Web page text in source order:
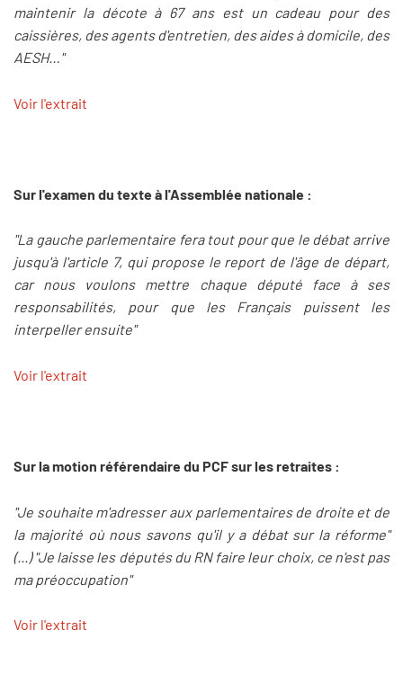
maintenir la décote à 67 ans est un cadeau pour des
caissières, des agents d'entretien, des aides à domicile, des
AESH…"
Voir l'extrait
Sur l'examen du texte à l'Assemblée nationale :
"La gauche parlementaire fera tout pour que le débat arrive
jusqu'à l'article 7, qui propose le report de l'âge de départ,
car nous voulons mettre chaque député face à ses
responsabilités, pour que les Français puissent les
interpeller ensuite"
Voir l'extrait
Sur la motion référendaire du PCF sur les retraites :
"Je souhaite m'adresser aux parlementaires de droite et de
la majorité où nous savons qu'il y a débat sur la réforme"
(...) "Je laisse les députés du RN faire leur choix, ce n'est pas
ma préoccupation"
Voir l'extrait